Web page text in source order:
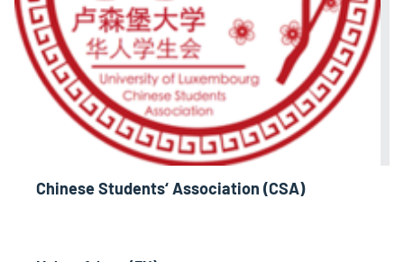
Chinese Students‘ Association (CSA)